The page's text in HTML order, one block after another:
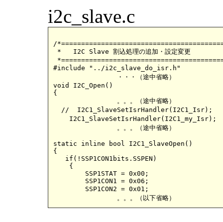
i2c_slave.c
/
*   I2C Slave 割込処理の追加・設定変更　     	i2c_slave.c
#include "../i2c_slave_do_isr.h"			//独自割込処理スケッチのヘッダーファイルを追加
void I2C_Open()
{
  //  I2C1_SlaveSetIsrHandler(I2C1_Isr);		//オリジナルの割込ハンドラーをコメントにして、
    I2C1_SlaveSetIsrHandler(I2C1_my_Isr); 		//代わりに自作割込ハンドラーを設定
static inline bool I2C1_SlaveOpen()
{
   if(!SSP1CON1bits.SSPEN)
    {
        SSP1STAT = 0x00;
        SSP1CON1 = 0x06;
        SSP1CON2 = 0x01;				//SEN=1、ストレッチを有効に